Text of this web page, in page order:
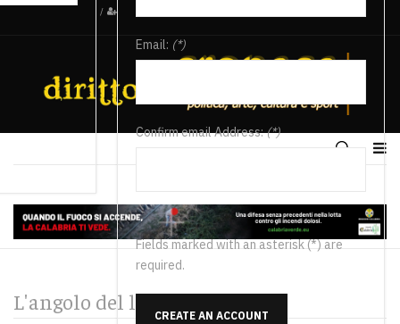
/
Email: (*)
Confirm email Address:(*)
Fields marked with an asterisk (*) are
required.
CREATE AN ACCOUNT
L'angolo del libro